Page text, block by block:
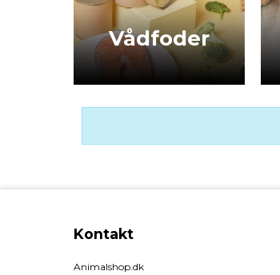
Vådfoder
Kontakt
Animalshop.dk